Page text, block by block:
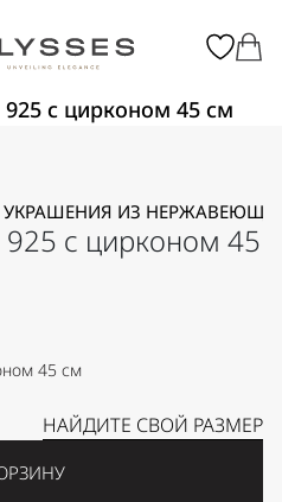
УКРАШЕНИЯ ИЗ
925 с цирконом 45
45 см
НАЙДИТЕ СВОЙ РАЗМЕР